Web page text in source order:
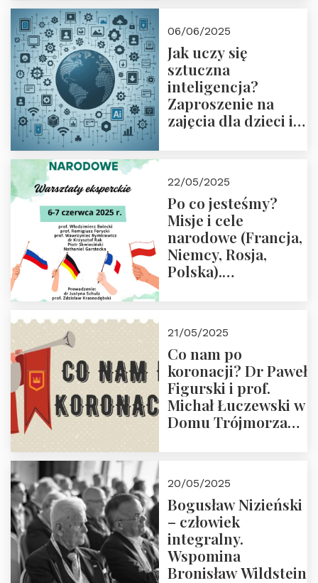
06/06/2025
Jak uczy się
sztuczna
inteligencja?
Zaproszenie na
zajęcia dla dzieci i
22/05/2025
Po co jesteśmy?
Misje i cele
narodowe (Francja,
Niemcy, Rosja,
Polska).
Zapraszamy do
zapisów.
21/05/2025
Co nam po
koronacji? Dr Paweł
Figurski i prof.
Michał Łuczewski w
Domu Trójmorza
20/05/2025
Bogusław Nizieński
– człowiek
integralny.
Wspomina
Bronisław Wildstein